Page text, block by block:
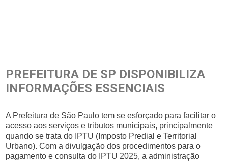
PREFEITURA DE SP DISPONIBILIZA
INFORMAÇÕES ESSENCIAIS
A Prefeitura de São Paulo tem se esforçado para facilitar o
acesso aos serviços e tributos municipais, principalmente
quando se trata do IPTU (Imposto Predial e Territorial
Urbano). Com a divulgação dos procedimentos para o
pagamento e consulta do IPTU 2025, a administração